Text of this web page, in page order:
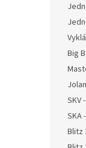
Big
SKV
SKA
Blitz